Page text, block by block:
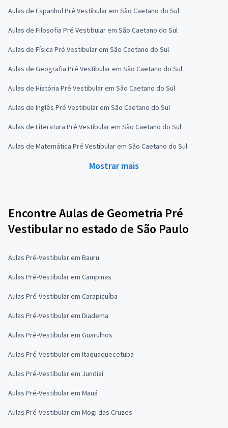
Aulas de Espanhol Pré Vestibular em São Caetano do Sul
Aulas de Filosofia Pré Vestibular em São Caetano do Sul
Aulas de Física Pré Vestibular em São Caetano do Sul
Aulas de Geografia Pré Vestibular em São Caetano do Sul
Aulas de História Pré Vestibular em São Caetano do Sul
Aulas de Inglês Pré Vestibular em São Caetano do Sul
Aulas de Literatura Pré Vestibular em São Caetano do Sul
Aulas de Matemática Pré Vestibular em São Caetano do Sul
Mostrar mais
Encontre Aulas de Geometria Pré
Vestibular no estado de São Paulo
Aulas Pré-Vestibular em Bauru
Aulas Pré-Vestibular em Campinas
Aulas Pré-Vestibular em Carapicuíba
Aulas Pré-Vestibular em Diadema
Aulas Pré-Vestibular em Guarulhos
Aulas Pré-Vestibular em Itaquaquecetuba
Aulas Pré-Vestibular em Jundiaí
Aulas Pré-Vestibular em Mauá
Aulas Pré-Vestibular em Mogi das Cruzes